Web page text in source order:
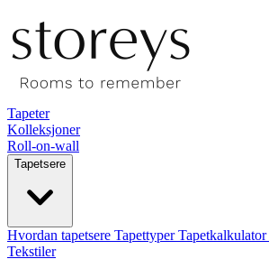
Tapeter
Kolleksjoner
Roll-on-wall
Tapetsere
Hvordan tapetsere TapettyperTapetkalkulator
Tekstiler